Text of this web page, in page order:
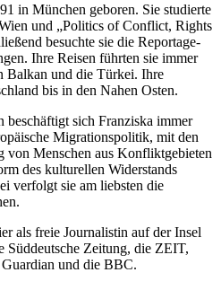
in München geboren. Sie studierte
und „Politics of Conflict, Rights
besuchte sie die Reportage-
Ihre Reisen führten sie immer
Balkan und die Türkei. Ihre
bis in den Nahen Osten.
beschäftigt sich Franziska immer
Migrationspolitik, mit den
von Menschen aus Konfliktgebieten
des kulturellen Widerstands
verfolgt sie am liebsten die
als freie Journalistin auf der Insel
Süddeutsche Zeitung, die ZEIT,
und die BBC.